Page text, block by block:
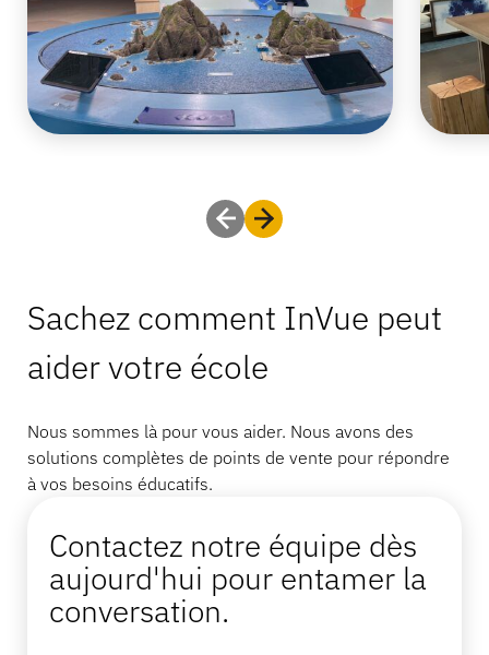
Sachez comment InVue peut
aider votre école
Nous sommes là pour vous aider. Nous avons des
solutions complètes de points de vente pour répondre
à vos besoins éducatifs.
Contactez notre équipe dès
aujourd'hui pour entamer la
conversation.